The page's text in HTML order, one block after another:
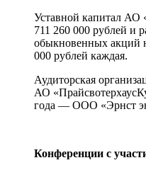
Уставной капитал АО
711 260 000 рублей и
обыкновенных акций
000 рублей каждая.
Аудиторская
АО
года — ООО «Эрнст
Конференции с